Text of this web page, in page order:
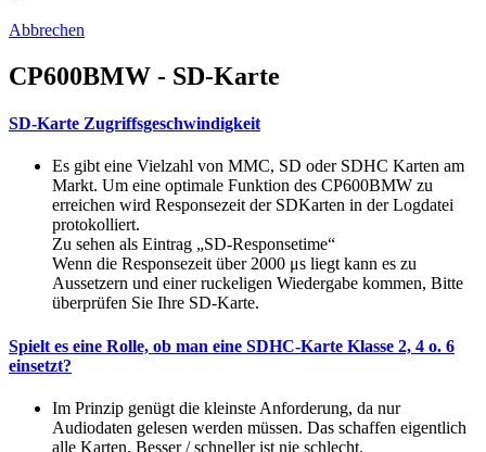
Abbrechen
CP600BMW - SD-Karte
SD-Karte Zugriffsgeschwindigkeit
Es gibt eine Vielzahl von MMC, SD oder SDHC Karten am
Markt. Um eine optimale Funktion des CP600BMW zu
erreichen wird Responsezeit der SDKarten in der Logdatei
protokolliert.
Zu sehen als Eintrag „SD-Responsetime“
Wenn die Responsezeit über 2000 μs liegt kann es zu
Aussetzern und einer ruckeligen Wiedergabe kommen, Bitte
überprüfen Sie Ihre SD-Karte.
Spielt es eine Rolle, ob man eine SDHC-Karte Klasse 2, 4 o. 6
einsetzt?
Im Prinzip genügt die kleinste Anforderung, da nur
Audiodaten gelesen werden müssen. Das schaffen eigentlich
alle Karten. Besser / schneller ist nie schlecht.